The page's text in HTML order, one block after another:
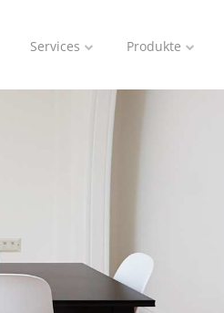
Services Produkte